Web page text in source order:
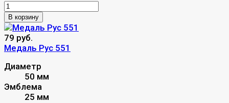
В корзину
79 руб.
Медаль Рус 551
Диаметр
50 мм
Эмблема
25 мм